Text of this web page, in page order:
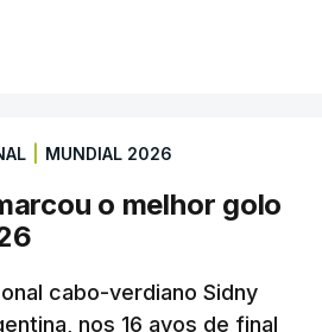
MUNDIAL 2026
o melhor golo
cabo-verdiano Sidny
nos 16 avos de final